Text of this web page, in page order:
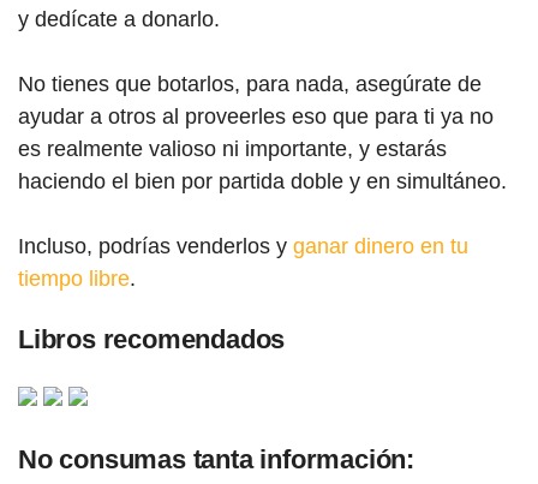
y dedícate a donarlo.
No tienes que botarlos, para nada, asegúrate de
ayudar a otros al proveerles eso que para ti ya no
es realmente valioso ni importante, y estarás
haciendo el bien por partida doble y en simultáneo.
Incluso, podrías venderlos y ganar dinero en tu
tiempo libre.
Libros recomendados
No consumas tanta información: